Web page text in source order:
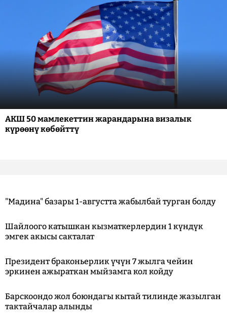
АКШ 50 мамлекеттин жарандарына визалык
күрөөнү көбөйттү
"Мадина" базары 1-августта жабылбай турган болду
Шайлоого катышкан кызматкерлердин 1 күндүк
эмгек акысы сакталат
Президент браконьерлик үчүн 7 жылга чейин
эркинен ажыраткан мыйзамга кол койду
Барскоондо жол боюндагы кытай тилинде жазылган
тактайчалар алынды